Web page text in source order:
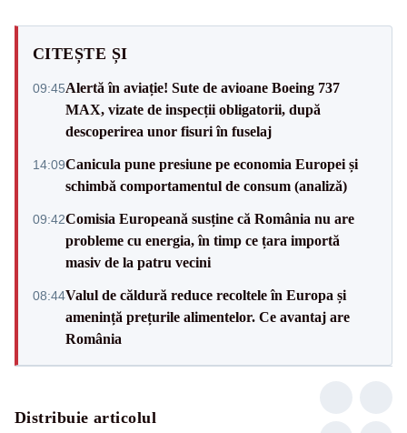
CITEȘTE ȘI
09:45Alertă în aviație! Sute de avioane Boeing 737
MAX, vizate de inspecții obligatorii, după
descoperirea unor fisuri în fuselaj
14:09Canicula pune presiune pe economia Europei și
schimbă comportamentul de consum (analiză)
09:42Comisia Europeană susține că România nu are
probleme cu energia, în timp ce țara importă
masiv de la patru vecini
08:44Valul de căldură reduce recoltele în Europa și
amenință prețurile alimentelor. Ce avantaj are
România
Distribuie articolul